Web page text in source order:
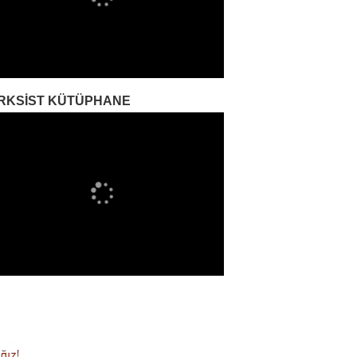
KÜTÜPHANE